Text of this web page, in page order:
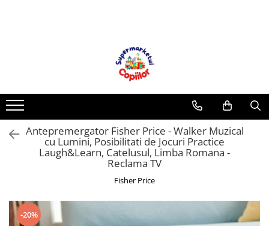
Accesorii pentru petrecere
Baloane
Mobila gradina & terasa
Activitati extracurriculare
Povesti pentru copii
Antepremergator Fisher Price - Walker Muzical
cu Lumini, Posibilitati de Jocuri Practice
Laugh&Learn, Catelusul, Limba Romana -
Reclama TV
Fisher Price
-20%